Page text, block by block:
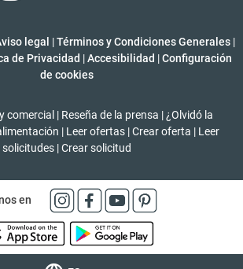
legal |Términos y Condiciones Generales |
de Privacidad | Accesibilidad | Configuración
de cookies
comercial | Reseña de la prensa | ¿Olvidó la
| Leer ofertas | Crear oferta | Leer
solicitudes |Crear solicitud
en